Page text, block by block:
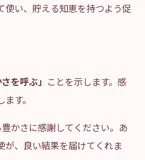
使い、貯える知恵を持つよう促
を呼ぶ」 ことを示します。感
す。
かさに感謝してください。あ
が、良い結果を届けてくれま